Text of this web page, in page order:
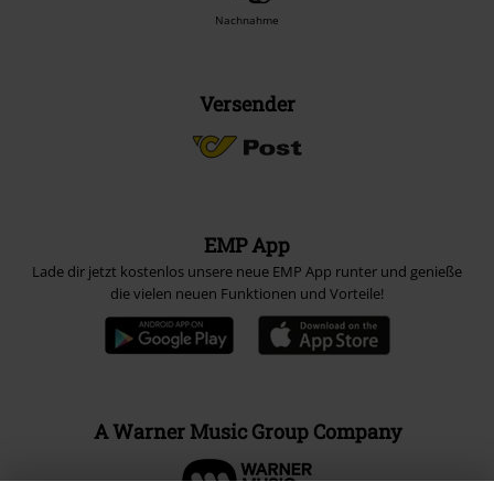
Nachnahme
Versender
EMP App
Lade dir jetzt kostenlos unsere neue EMP App runter und genieße
die vielen neuen Funktionen und Vorteile!
A Warner Music Group Company